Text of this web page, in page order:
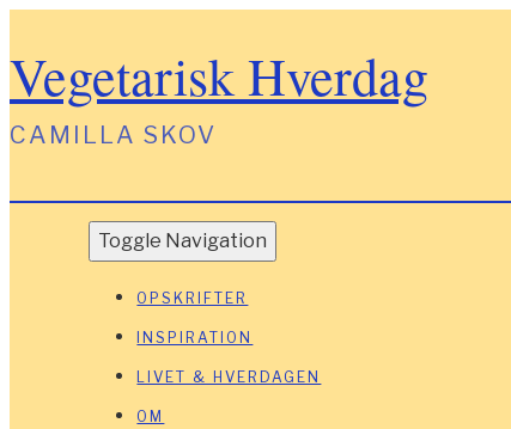
Vegetarisk Hverdag
CAMILLA SKOV
Toggle Navigation
OPSKRIFTER
INSPIRATION
LIVET & HVERDAGEN
OM